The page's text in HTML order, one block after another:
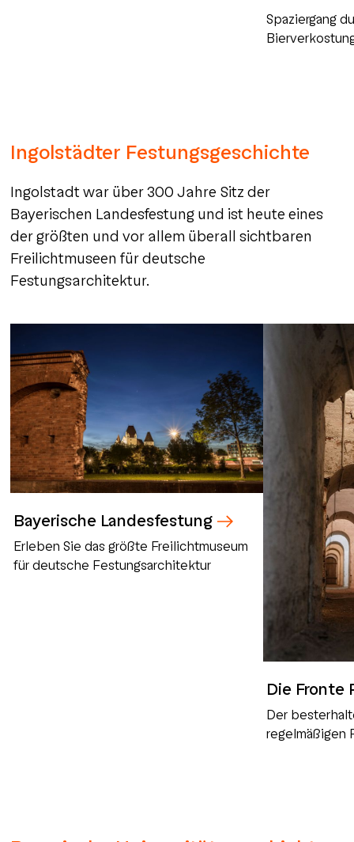
Spaziergang
Ingolstädter Festungsgeschichte
Ingolstadt war über 300 Jahre Sitz der
Bayerischen Landesfestung und ist heute eines
der größten und vor allem überall sichtbaren
Freilichtmuseen für deutsche
Festungsarchitektur.
Bayerische Landesfestung
Erleben Sie das größte Freilichtmuseum
für deutsche Festungsarchitektur
Die Fronte
Der
regelmäßigen